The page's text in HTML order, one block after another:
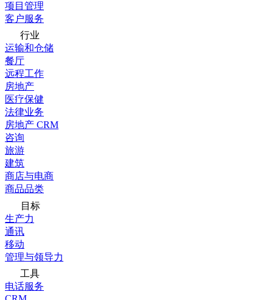
项目管理
客户服务
行业
运输和仓储
餐厅
远程工作
房地产
医疗保健
法律业务
房地产 CRM
咨询
旅游
建筑
商店与电商
商品品类
目标
生产力
通讯
移动
管理与领导力
工具
电话服务